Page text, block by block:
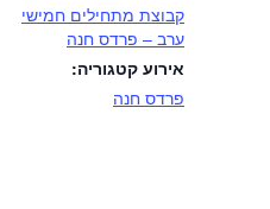
קבוצת מתחילים חמישי
ערב – פרדס חנה
אירוע קטגוריה:
פרדס חנה